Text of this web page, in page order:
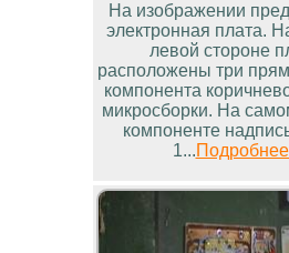
На изображении
электронная плата.
левой стороне
расположены три
компонента
микросборки. На
компоненте
1...